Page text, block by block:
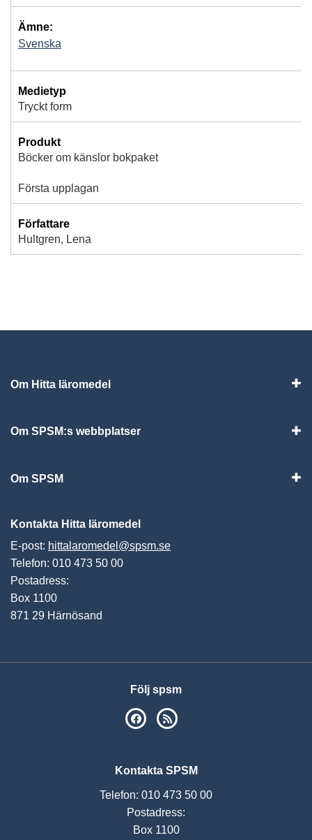
Ämne:
Svenska
Medietyp
Tryckt form
Produkt
Böcker om känslor bokpaket
Första upplagan
Författare
Hultgren, Lena
Om Hitta läromedel
Om SPSM:s webbplatser
Om SPSM
Kontakta Hitta läromedel
E-post: hittalaromedel@spsm.se
Telefon: 010 473 50 00
Postadress:
Box 1100
871 29 Härnösand
Följ spsm
SPSM på Facebook
Kontakta SPSM
Telefon: 010 473 50 00
Postadress:
Box 1100